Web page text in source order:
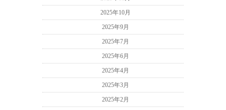
2025年10月
2025年9月
2025年7月
2025年6月
2025年4月
2025年3月
2025年2月